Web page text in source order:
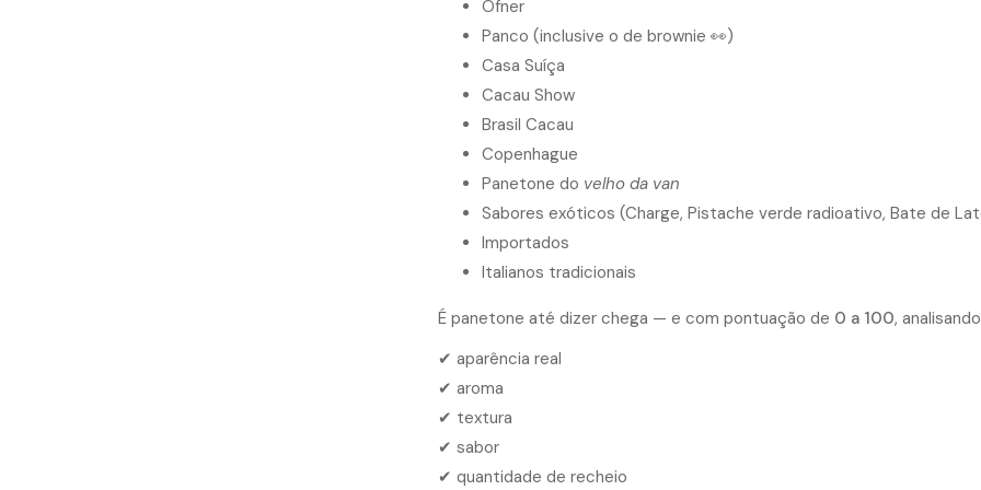
Ofner
Panco (inclusive o de brownie 👀)
Casa Suíça
Cacau Show
Brasil Cacau
Copenhague
Panetone do velho da van
Sabores exóticos (Charge, Pistache verde radioativo, Bate de
Importados
Italianos tradicionais
É panetone até dizer chega — e com pontuação de 0 a 100,
✔ aparência real
✔ aroma
✔ textura
✔ sabor
✔ quantidade de recheio